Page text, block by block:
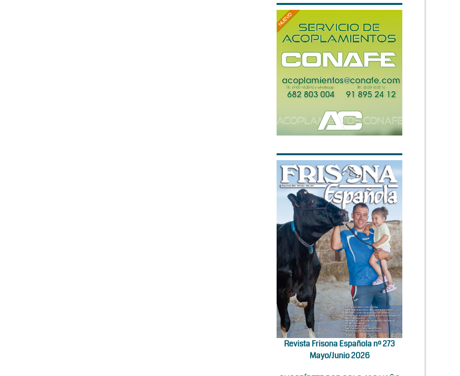
Revista Frisona Española nº 273
Mayo/Junio 2026